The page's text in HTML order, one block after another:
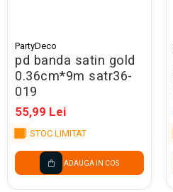
PartyDeco
pd banda satin gold
0.36cm*9m satr36-
019
55,99 Lei
STOC LIMITAT
ADAUGA IN COS